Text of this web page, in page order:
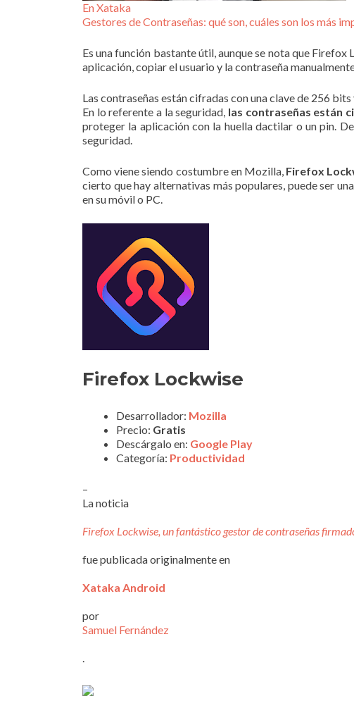
En Xataka
Gestores de Contraseñas: qué son, cuáles son los más
Es una función bastante útil, aunque se nota que
aplicación, copiar el usuario y la contraseña
Las contraseñas están cifradas con una clave de 256
En lo referente a la seguridad, las contraseñas están
proteger la aplicación con la huella dactilar o un pin.
seguridad.
Como viene siendo costumbre en Mozilla, Firefox
cierto que hay alternativas más populares, puede ser
en su móvil o PC.
Firefox Lockwise
Desarrollador: Mozilla
Precio: Gratis
Descárgalo en: Google Play
Categoría: Productividad
–
La noticia
Firefox Lockwise, un fantástico gestor de contraseñas
fue publicada originalmente en
Xataka Android
por
Samuel Fernández
.